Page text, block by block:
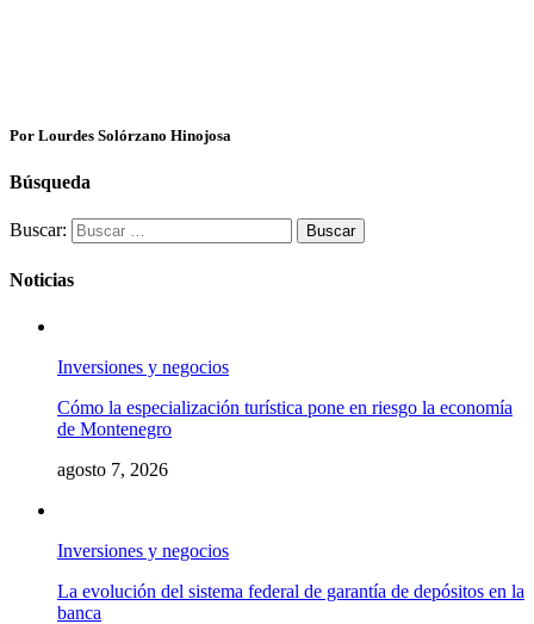
Por Lourdes Solórzano Hinojosa
Búsqueda
Buscar:
Noticias
Inversiones y negocios
Cómo la especialización turística pone en riesgo la economía
de Montenegro
agosto 7, 2026
Inversiones y negocios
La evolución del sistema federal de garantía de depósitos en la
banca